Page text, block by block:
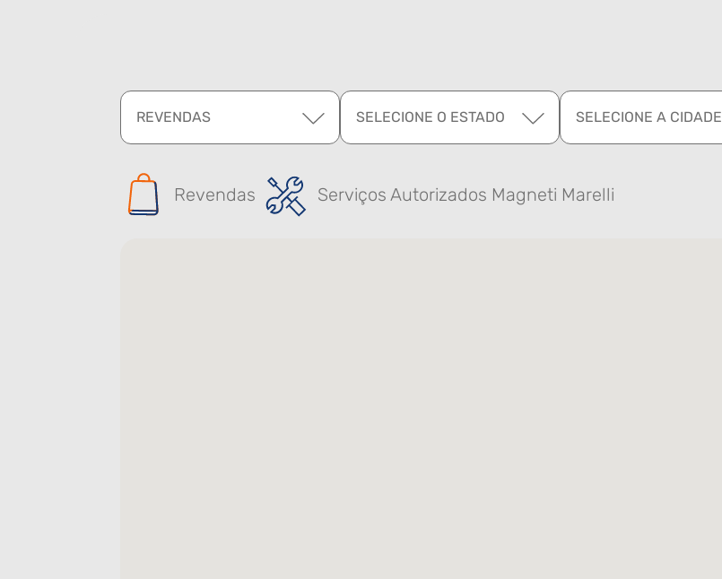
REVENDAS SELECIONE O ESTADO SELECIONE A CIDADE
Revendas Serviços Autorizados Magneti Marelli